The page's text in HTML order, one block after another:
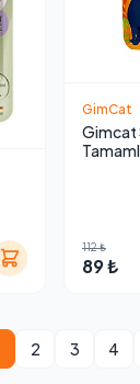
GimCat
Gimcat
112 ₺
89 ₺
2 3 4